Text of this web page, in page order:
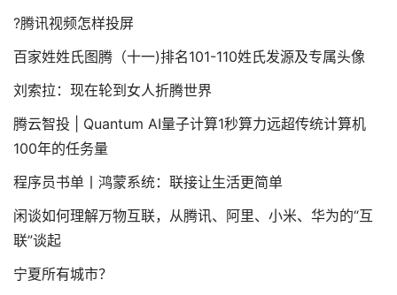
?腾讯视频怎样投屏
百家姓姓氏图腾（十一)排名101-110姓氏发源及专属头像
刘索拉：现在轮到女人折腾世界
腾云智投 | Quantum AI量子计算1秒算力远超传统计算机
100年的任务量
程序员书单丨鸿蒙系统：联接让生活更简单
闲谈如何理解万物互联，从腾讯、阿里、小米、华为的“互
联”谈起
宁夏所有城市？